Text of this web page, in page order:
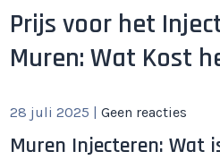
Prijs voor het
Muren: Wat Kost
28 juli 2025 |Geen reacties
Muren Injecteren: Wat